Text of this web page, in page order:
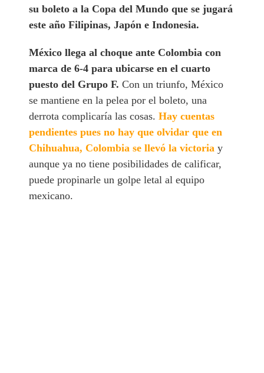
su boleto a la Copa del Mundo que se jugará
este año Filipinas, Japón e Indonesia.
México llega al choque ante Colombia con
marca de 6-4 para ubicarse en el cuarto
puesto del Grupo F. Con un triunfo, México
se mantiene en la pelea por el boleto, una
derrota complicaría las cosas.Hay cuentas
pendientes pues no hay que olvidar que en
Chihuahua, Colombia se llevó la victoria y
aunque ya no tiene posibilidades de calificar,
puede propinarle un golpe letal al equipo
mexicano.